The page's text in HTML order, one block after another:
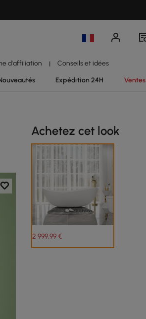
d'affiliation | Conseils et idées
Expédition 24H Ventes
Achetez cet look
2 999,99€